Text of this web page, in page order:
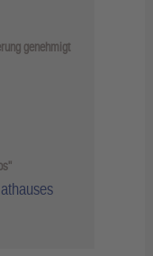
genehmigt